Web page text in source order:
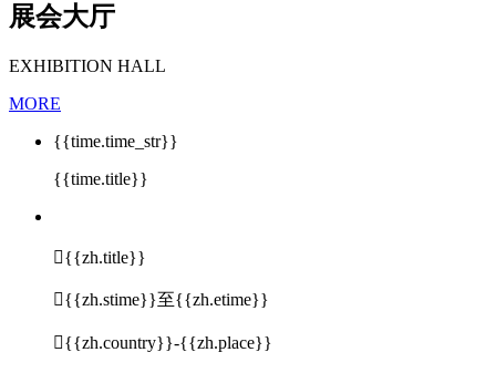
展会大厅
EXHIBITION HALL
MORE
{{time.time_str}}
{{time.title}}
{{zh.title}}
{{zh.stime}}至{{zh.etime}}
{{zh.country}}-{{zh.place}}